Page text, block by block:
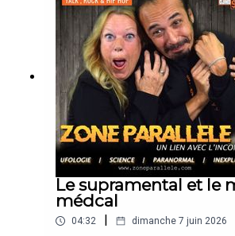
https://twitter.com/
https://www.youtube.com/
Le supramental et le
médcal
04:32 dimanche 7 juin 2026